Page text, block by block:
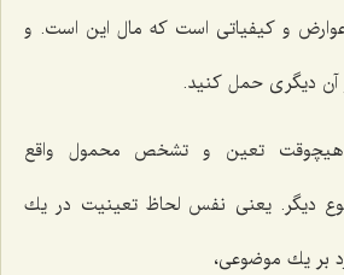
و كیفیاتى است كه مال این است. و
آن دیگرى حمل كنید.
هیچوقت تعین و تشخص محمول واقع
دیگر. یعنى نفس لحاظ تعینیت در یك
بر یك موضوعى،